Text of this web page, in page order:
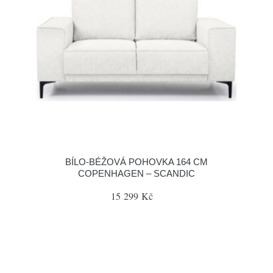
BÍLO-BÉŽOVÁ POHOVKA 164 CM
COPENHAGEN – SCANDIC
15 299 Kč